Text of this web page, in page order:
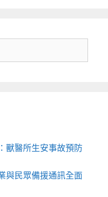
獸醫所生安事故預防
與民眾備援通訊全面